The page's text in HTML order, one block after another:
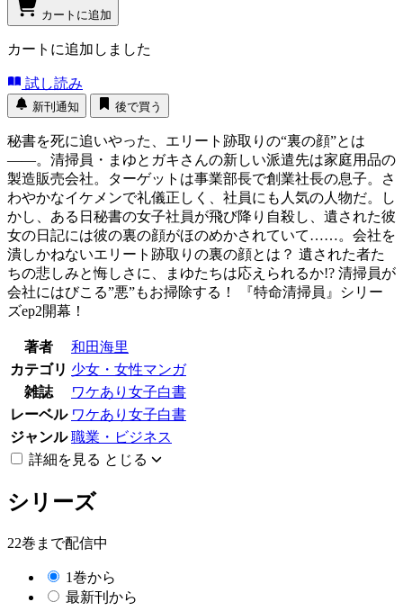
カートに追加
カートに追加しました
試し読み
新刊通知 後で買う
秘書を死に追いやった、エリート跡取りの“裏の顔”とは
――。清掃員・まゆとガキさんの新しい派遣先は家庭用品の
製造販売会社。ターゲットは事業部長で創業社長の息子。さ
わやかなイケメンで礼儀正しく、社員にも人気の人物だ。し
かし、ある日秘書の女子社員が飛び降り自殺し、遺された彼
女の日記には彼の裏の顔がほのめかされていて……。会社を
潰しかねないエリート跡取りの裏の顔とは？ 遺された者た
ちの悲しみと悔しさに、まゆたちは応えられるか!? 清掃員が
会社にはびこる”悪”もお掃除する！ 『特命清掃員』シリー
ズep2開幕！
著者
和田海里
カテゴリ 少女・女性マンガ
雑誌
ワケあり女子白書
レーベル ワケあり女子白書
ジャンル 職業・ビジネス
詳細を見る とじる
シリーズ
22巻まで配信中
1巻から
最新刊から